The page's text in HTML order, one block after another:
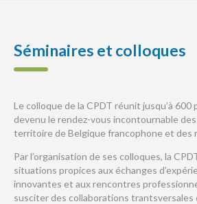
Séminaires et colloques
Le colloque de la CPDT réunit jusqu’à 600
devenu le rendez-vous incontournable
territoire de Belgique francophone et des
Par l’organisation de ses colloques, la
situations propices aux échanges
innovantes et aux rencontres
susciter des collaborations trantsversales